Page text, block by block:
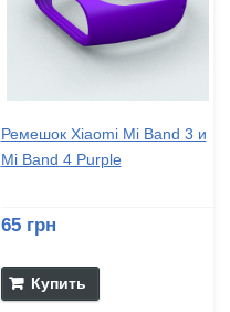
Ремешок Xiaomi Mi Band 3 и
Mi Band 4 Purple
65 грн
Купить